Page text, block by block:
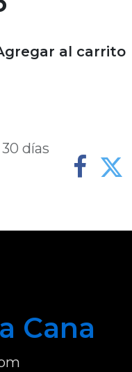
al carrito
días
Cana